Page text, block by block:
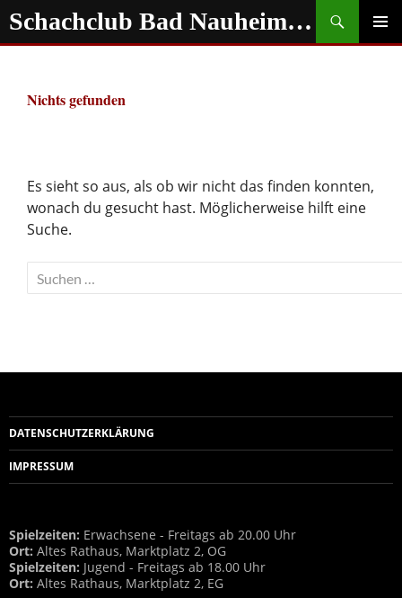
Zum
Inhalt
Schachclub Bad Nauheim e.V.
Suchen
Nichts gefunden
Es sieht so aus, als ob wir nicht das finden konnten,
wonach du gesucht hast. Möglicherweise hilft eine
Suche.
Suchen
nach:
DATENSCHUTZERKLÄRUNG
IMPRESSUM
Spielzeiten: Erwachsene - Freitags ab 20.00 Uhr
Ort: Altes Rathaus, Marktplatz 2, OG
Spielzeiten: Jugend - Freitags ab 18.00 Uhr
Ort: Altes Rathaus, Marktplatz 2, EG